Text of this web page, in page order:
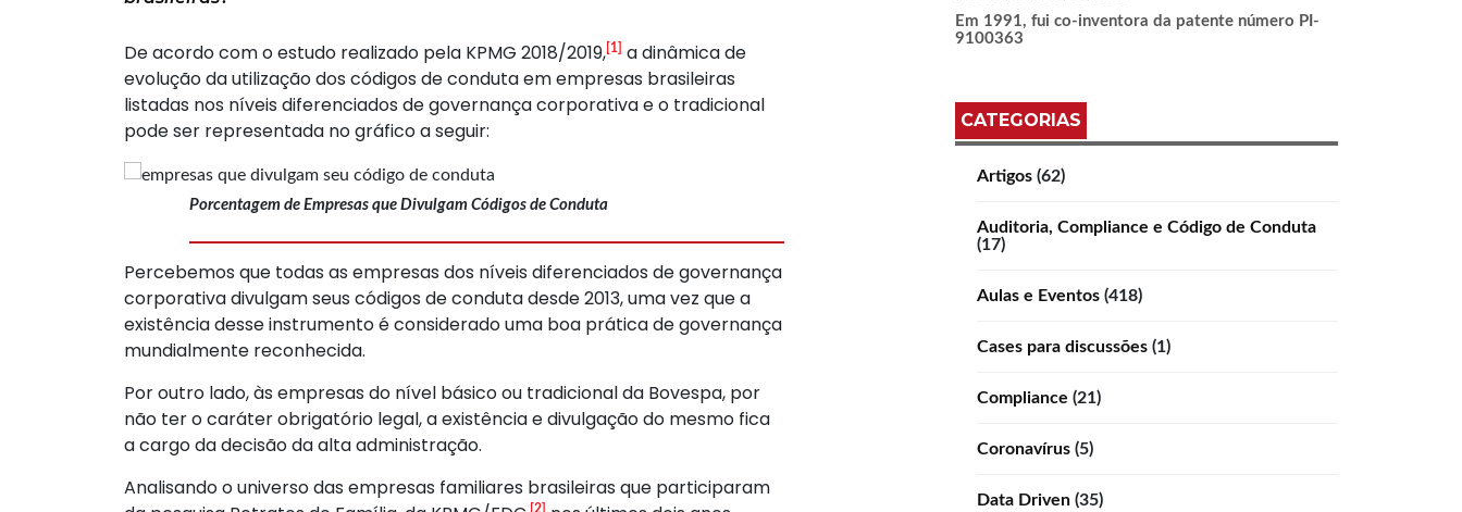
De acordo com o estudo realizado pela KPMG 2018/2019,[1] a dinâmica de
evolução da utilização dos códigos de conduta em empresas brasileiras
listadas nos níveis diferenciados de governança corporativa e o tradicional
pode ser representada no gráfico a seguir:
Porcentagem de Empresas que Divulgam Códigos de Conduta
Percebemos que todas as empresas dos níveis diferenciados de governança
corporativa divulgam seus códigos de conduta desde 2013, uma vez que a
existência desse instrumento é considerado uma boa prática de governança
mundialmente reconhecida.
Por outro lado, às empresas do nível básico ou tradicional da Bovespa, por
não ter o caráter obrigatório legal, a existência e divulgação do mesmo fica
a cargo da decisão da alta administração.
Analisando o universo das empresas familiares brasileiras que par­ticiparam
[2]
Em 1991, fui co-inventora da patente número PI-
9100363
CATEGORIAS
Artigos (62)
Auditoria, Compliance e Código de Conduta
(17)
Aulas e Eventos (418)
Cases para discussões (1)
Compliance (21)
Coronavírus (5)
Data Driven (35)